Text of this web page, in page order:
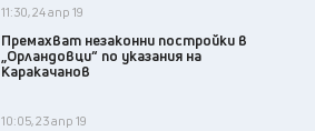
11:30, 24 апр 19
Премахват незаконни постройки в
„Орландовци“ по указания на
Каракачанов
10:05, 23 апр 19